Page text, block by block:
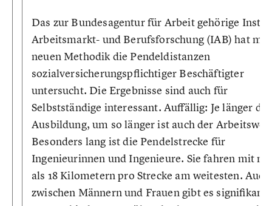
Das zur Bundesagentur für Arbeit gehörige
Arbeitsmarkt- und Berufsforschung (IAB) hat mit
neuen Methodik die Pendeldistanzen
sozialversicherungspflichtiger Beschäftigter
untersucht. Die Ergebnisse sind auch für
Selbstständige interessant. Auffällig: Je länger die
Ausbildung, um so länger ist auch der
Besonders lang ist die Pendelstrecke für
Ingenieurinnen und Ingenieure. Sie fahren mit
als 18 Kilometern pro Strecke am weitesten. Auch
zwischen Männern und Frauen gibt es signifikante